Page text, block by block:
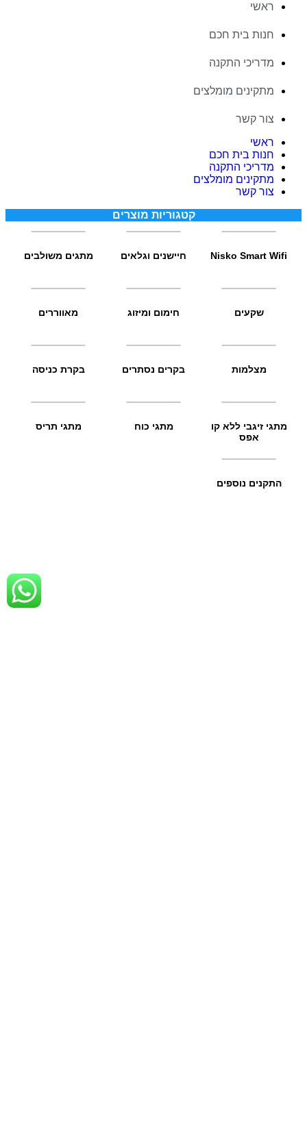
ראשי
חנות בית חכם
מדריכי התקנה
מתקינים מומלצים
צור קשר
ראשי
חנות בית חכם
מדריכי התקנה
מתקינים מומלצים
צור קשר
קטגוריות מוצרים
Nisko Smart Wifi חיישנים וגלאים מתגים משולבים
שקעים חימום ומיזוג מאווררים
מצלמות בקרים נסתרים בקרת כניסה
מתגי זיגבי ללא קו
אפס
מתגי כוח מתגי תריס
התקנים נוספים